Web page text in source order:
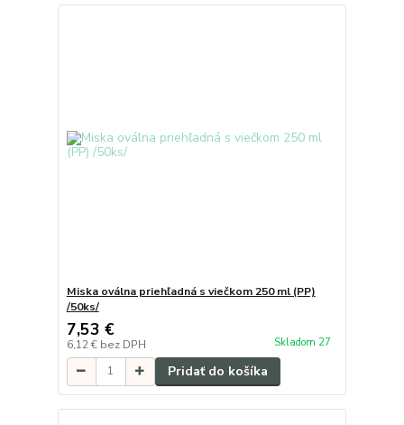
Miska oválna priehľadná s viečkom 250 ml (PP)
/50ks/
7,53 €
6,12 € bez DPH Skladom 27
Pridať do košíka